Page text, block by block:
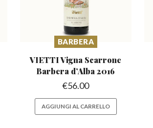
BARBERA
VIETTI Vigna Scarrone
Barbera d’Alba 2016
€56.00
AGGIUNGI AL CARRELLO